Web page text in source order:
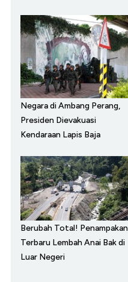
Negara di Ambang Perang,
Presiden Dievakuasi
Kendaraan Lapis Baja
Berubah Total! Penampakan
Terbaru Lembah Anai Bak di
Luar Negeri